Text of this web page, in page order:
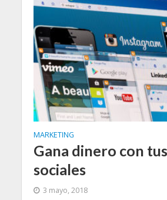
MARKETING
Gana dinero con
sociales
3 mayo, 2018